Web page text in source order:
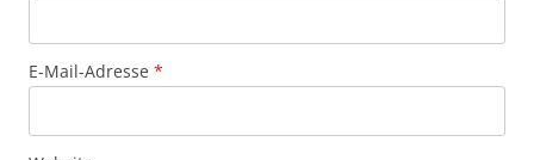
E-Mail-Adresse *